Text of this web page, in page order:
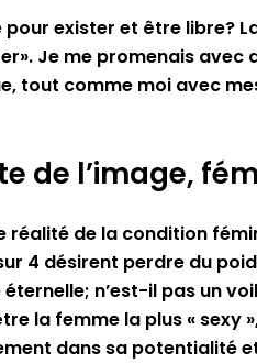
exister et être libre?
Je me promenais
tout comme moi avec
de l’image,
de la condition
4 désirent perdre du
n’est-il pas un
la femme la plus « sexy
dans sa potentialité